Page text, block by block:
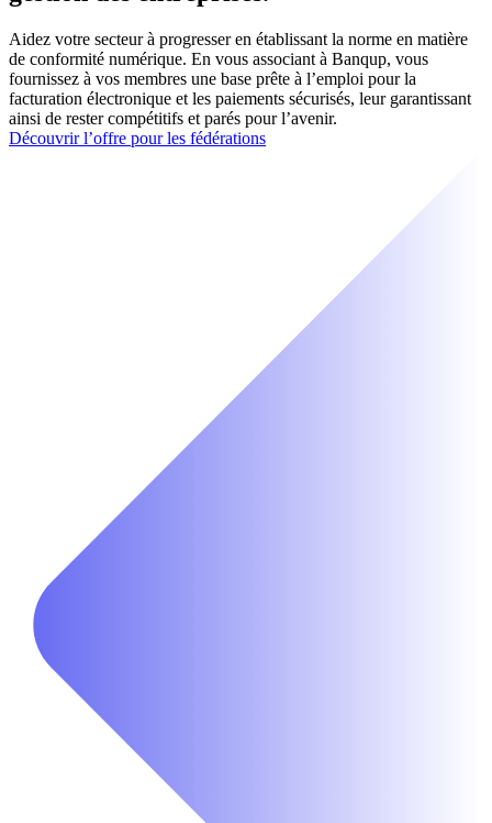
Aidez votre secteur à progresser en établissant la norme en matière
de conformité numérique. En vous associant à Banqup, vous
fournissez à vos membres une base prête à l’emploi pour la
facturation électronique et les paiements sécurisés, leur garantissant
ainsi de rester compétitifs et parés pour l’avenir.
Découvrir l’offre pour les fédérations